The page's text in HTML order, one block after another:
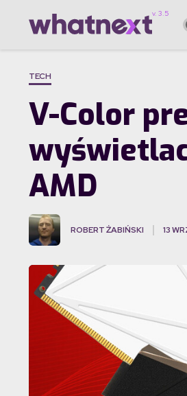
TECH
V-Color
AMD
ROBERT ŻABIŃSKI 13